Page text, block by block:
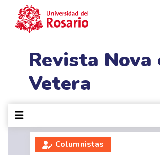
Revista Nova
Vetera
Columnistas